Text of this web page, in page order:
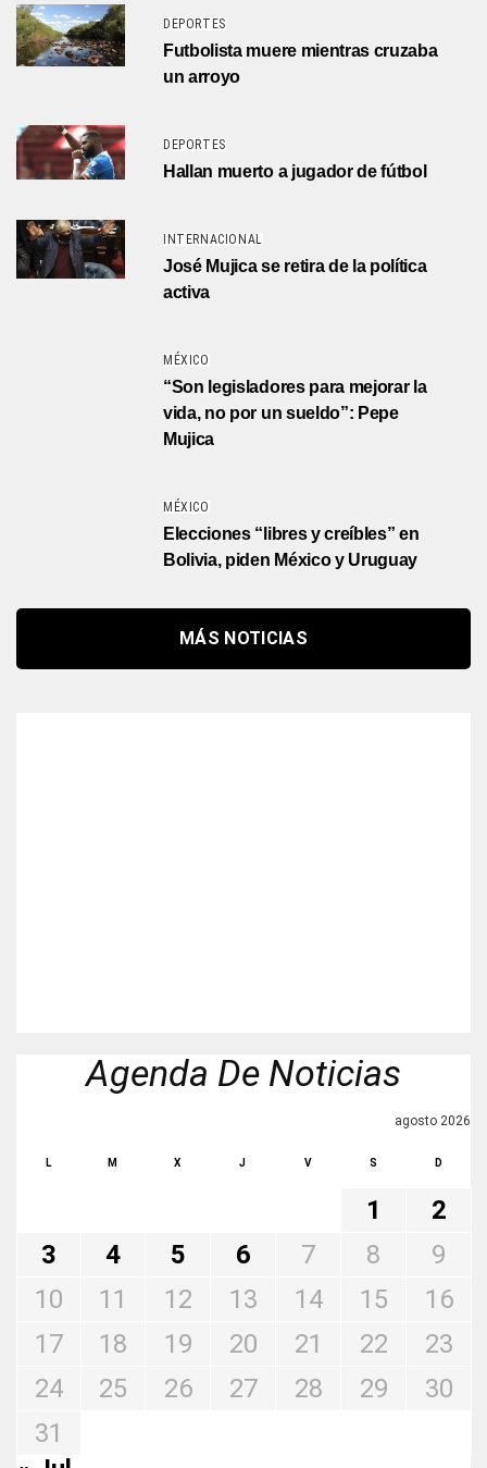
DEPORTES
Futbolista muere mientras cruzaba
un arroyo
DEPORTES
Hallan muerto a jugador de fútbol
INTERNACIONAL
José Mujica se retira de la política
activa
MÉXICO
“Son legisladores para mejorar la
vida, no por un sueldo”: Pepe
Mujica
MÉXICO
Elecciones “libres y creíbles” en
Bolivia, piden México y Uruguay
MÁS NOTICIAS
Agenda De Noticias
agosto 2026
L M X J V S D
1
2
3
4 5 6 7 8
9
10
11 12 13 14 15
16
17
18 19 20 21 22
23
24
25 26 27 28 29
30
31